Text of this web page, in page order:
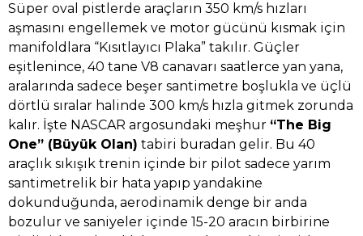
Süper oval pistlerde araçların 350 km/s hızları
aşmasını engellemek ve motor gücünü kısmak için
manifoldlara “Kısıtlayıcı Plaka” takılır. Güçler
eşitlenince, 40 tane V8 canavarı saatlerce yan yana,
aralarında sadece beşer santimetre boşlukla ve üçlü
dörtlü sıralar halinde 300 km/s hızla gitmek zorunda
kalır. İşte NASCAR argosundaki meşhur “The Big
One” (Büyük Olan) tabiri buradan gelir. Bu 40
araçlık sıkışık trenin içinde bir pilot sadece yarım
santimetrelik bir hata yapıp yandakine
dokunduğunda, aerodinamik denge bir anda
bozulur ve saniyeler içinde 15-20 aracın birbirine